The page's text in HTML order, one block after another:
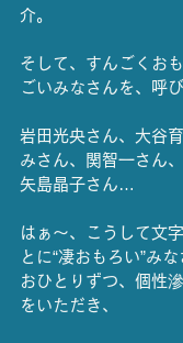
介。
そして、すんごくお
ごいみなさんを、呼
岩田光央さん、大谷
みさん、関智一さん
矢島晶子さん…
はぁ〜、こうして文
とに“凄おもろい”みな
おひとりずつ、個性
をいただき、